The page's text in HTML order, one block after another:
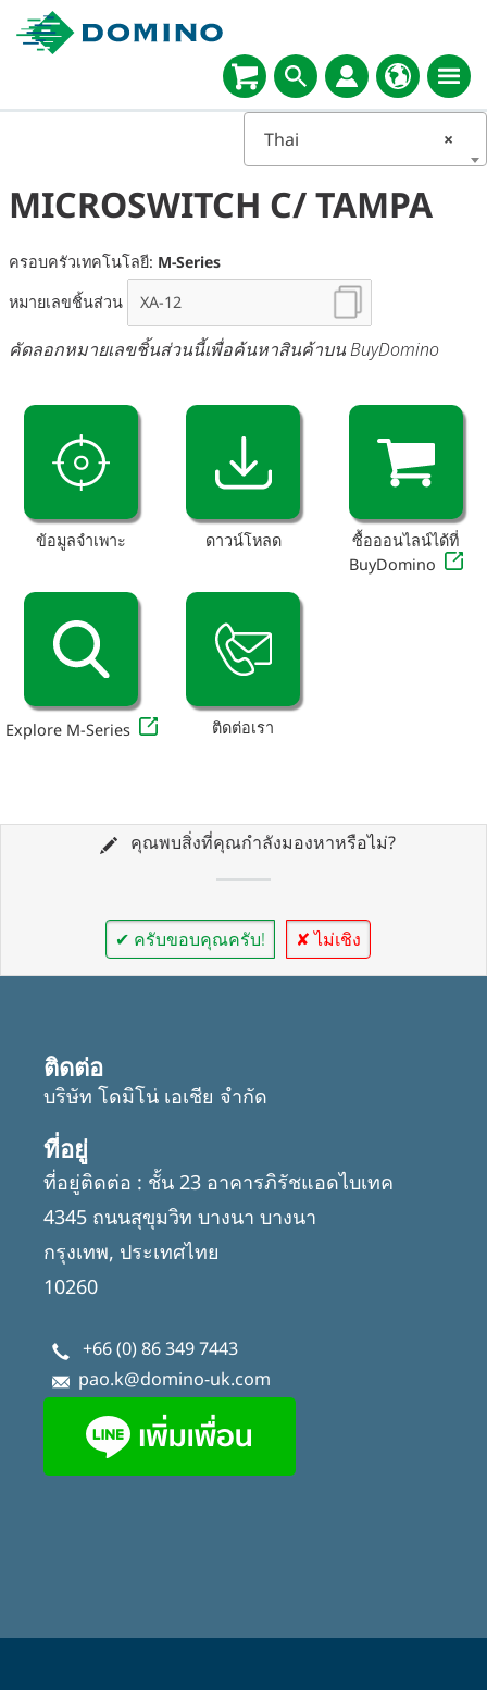
×
Thai
MICROSWITCH C/ TAMPA
ครอบครัวเทคโนโลยี: M-Series
หมายเลขชิ้นส่วน
คัดลอกหมายเลขชิ้นส่วนนี้เพื่อค้นหาสินค้าบน BuyDomino
ข้อมูลจำเพาะ ดาวน์โหลด
ซื้อออนไลน์ได้ที่
BuyDomino
Explore M-Series ติดต่อเรา
คุณพบสิ่งที่คุณกำลังมองหาหรือไม่?
✔ ครับขอบคุณครับ! ✘ ไม่เชิง
ติดต่อ
บริษัท โดมิโน่ เอเชีย จำกัด
ที่อยู่
ที่อยู่ติดต่อ : ชั้น 23 อาคารภิรัชแอดไบเทค
4345 ถนนสุขุมวิท บางนา บางนา
กรุงเทพ, ประเทศไทย
10260
+66 (0) 86 349 7443
pao.k@domino-uk.com